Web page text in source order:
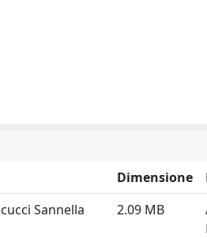
Dimensione
Sannella
2.09 MB